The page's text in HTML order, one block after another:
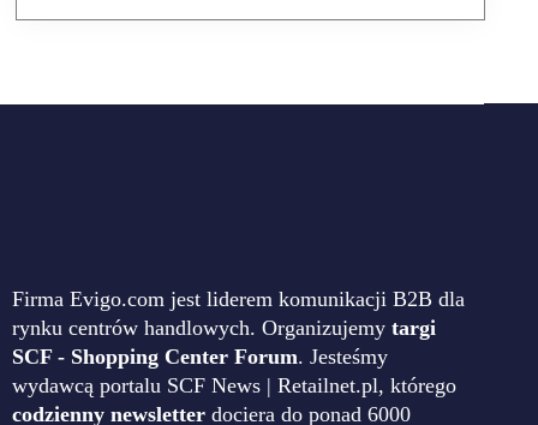
Firma Evigo.com jest liderem komunikacji B2B dla
rynku centrów handlowych. Organizujemy targi
SCF - Shopping Center Forum. Jesteśmy
wydawcą portalu SCF News | Retailnet.pl, którego
codzienny newsletter dociera do ponad 6000